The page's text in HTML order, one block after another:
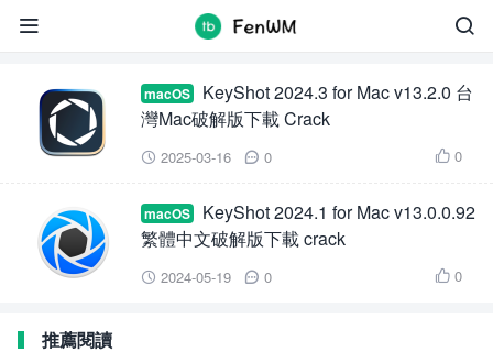


macOS
KeyShot 2024.3 for Mac v13.2.0 台
灣Mac破解版下載 Crack
 2025-03-16  0  0
macOS
KeyShot 2024.1 for Mac v13.0.0.92
繁體中文破解版下載 crack
 2024-05-19  0  0
推薦閱讀